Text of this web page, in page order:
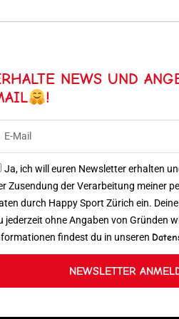
NEWS UND
!
Ja, ich will euren Newsletter erhalten
Zusendung der Verarbeitung meiner
durch Happy Sport Zürich ein.
jederzeit ohne Angaben von Gründen
findest du in unseren
NEWSLETTER